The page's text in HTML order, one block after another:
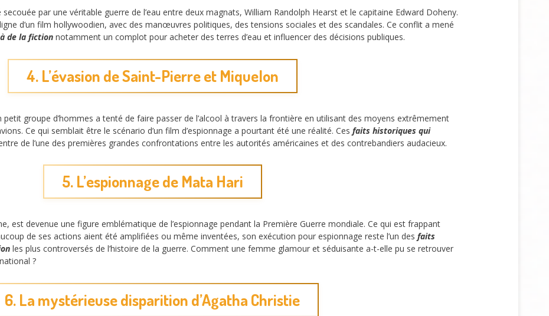
par une véritable guerre de l’eau entre deux magnats, William Randolph Hearst et le capitaine Edward Doheny.
d’un film hollywoodien, avec des manœuvres politiques, des tensions sociales et des scandales. Ce conflit a mené
de la fiction notamment un complot pour acheter des terres d’eau et influencer des décisions publiques.
4. L’évasion de Saint-Pierre et Miquelon
groupe d’hommes a tenté de faire passer de l’alcool à travers la frontière en utilisant des moyens extrêmement
Ce qui semblait être le scénario d’un film d’espionnage a pourtant été une réalité. Ces faits historiques qui
de l’une des premières grandes confrontations entre les autorités américaines et des contrebandiers audacieux.
5. L’espionnage de Mata Hari
est devenue une figure emblématique de l’espionnage pendant la Première Guerre mondiale. Ce qui est frappant
de ses actions aient été amplifiées ou même inventées, son exécution pour espionnage reste l’un des faits
les plus controversés de l’histoire de la guerre. Comment une femme glamour et séduisante a-t-elle pu se retrouver
?
6. La mystérieuse disparition d’Agatha Christie